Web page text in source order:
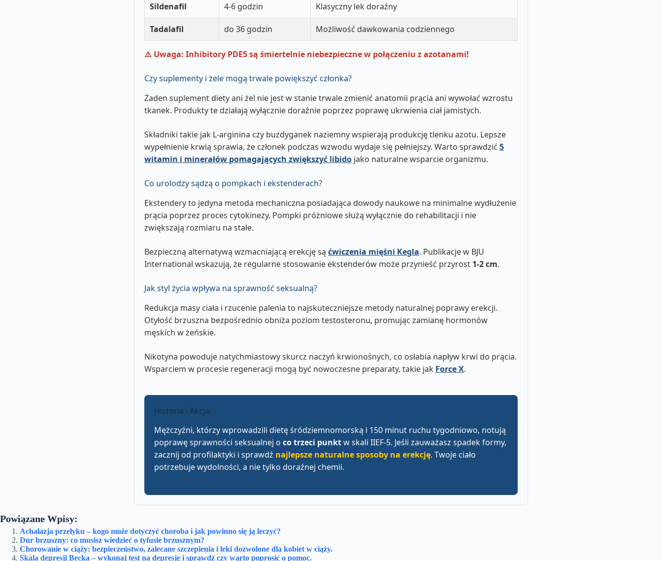
Sildenafil 4-6 godzin Klasyczny lek doraźny
Tadalafil do 36 godzin Możliwość dawkowania codziennego
⚠️ Uwaga: Inhibitory PDE5 są śmiertelnie niebezpieczne w połączeniu z azotanami!
Czy suplementy i żele mogą trwale powiększyć członka?
Żaden suplement diety ani żel nie jest w stanie trwale zmienić anatomii prącia ani wywołać wzrostu
tkanek. Produkty te działają wyłącznie doraźnie poprzez poprawę ukrwienia ciał jamistych.
Składniki takie jak L-arginina czy buzdyganek naziemny wspierają produkcję tlenku azotu. Lepsze
wypełnienie krwią sprawia, że członek podczas wzwodu wydaje się pełniejszy. Warto sprawdzić 5
witamin i minerałów pomagających zwiększyć libido jako naturalne wsparcie organizmu.
Co urolodzy sądzą o pompkach i ekstenderach?
Ekstendery to jedyna metoda mechaniczna posiadająca dowody naukowe na minimalne wydłużenie
prącia poprzez proces cytokinezy. Pompki próżniowe służą wyłącznie do rehabilitacji i nie
zwiększają rozmiaru na stałe.
Bezpieczną alternatywą wzmacniającą erekcję są ćwiczenia mięśni Kegla. Publikacje w BJU
International wskazują, że regularne stosowanie ekstenderów może przynieść przyrost 1-2 cm.
Jak styl życia wpływa na sprawność seksualną?
Redukcja masy ciała i rzucenie palenia to najskuteczniejsze metody naturalnej poprawy erekcji.
Otyłość brzuszna bezpośrednio obniża poziom testosteronu, promując zamianę hormonów
męskich w żeńskie.
Nikotyna powoduje natychmiastowy skurcz naczyń krwionośnych, co osłabia napływ krwi do prącia.
Wsparciem w procesie regeneracji mogą być nowoczesne preparaty, takie jak Force X.
Historia i Akcja:
Mężczyźni, którzy wprowadzili dietę śródziemnomorską i 150 minut ruchu tygodniowo, notują
poprawę sprawności seksualnej o co trzeci punktw skali IIEF-5. Jeśli zauważasz spadek formy,
zacznij od profilaktyki i sprawdź najlepsze naturalne sposoby na erekcję. Twoje ciało
potrzebuje wydolności, a nie tylko doraźnej chemii.
Powiązane Wpisy:
Achalazja przełyku – kogo może dotyczyć choroba i jak powinno się ją leczyć?
Dur brzuszny: co musisz wiedzieć o tyfusie brzusznym?
Chorowanie w ciąży: bezpieczeństwo, zalecane szczepienia i leki dozwolone dla kobiet w ciąży.
Skala depresji Becka – wykonaj test na depresję i sprawdź czy warto poprosić o pomoc.